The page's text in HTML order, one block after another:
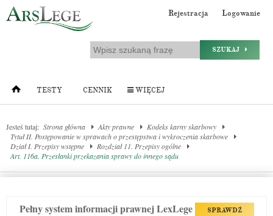
Rejestracja Logowanie
SZUKAJ
TESTY CENNIK WIĘCEJ
Jesteś tutaj: Strona główna Akty prawne
Kodeks karny skarbowy
Tytuł II. Postępowanie w sprawach o przestępstwa i wykroczenia skarbowe
Dział I. Przepisy wstępne
Rozdział 11. Przepisy ogólne
Art. 116a. Przesłanki przekazania sprawy do innego sądu
Pełny system informacji prawnej LexLege SPRAWDŹ